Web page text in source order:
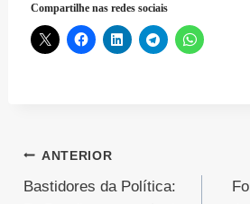
Compartilhe nas redes sociais
Navegação
de
ANTERIOR
Bastidores da Política: